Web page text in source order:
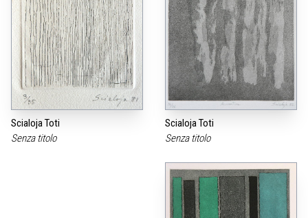
Scialoja Toti
Senza titolo
Scialoja Toti
Senza titolo